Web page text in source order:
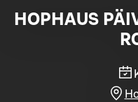
HOPHAUS